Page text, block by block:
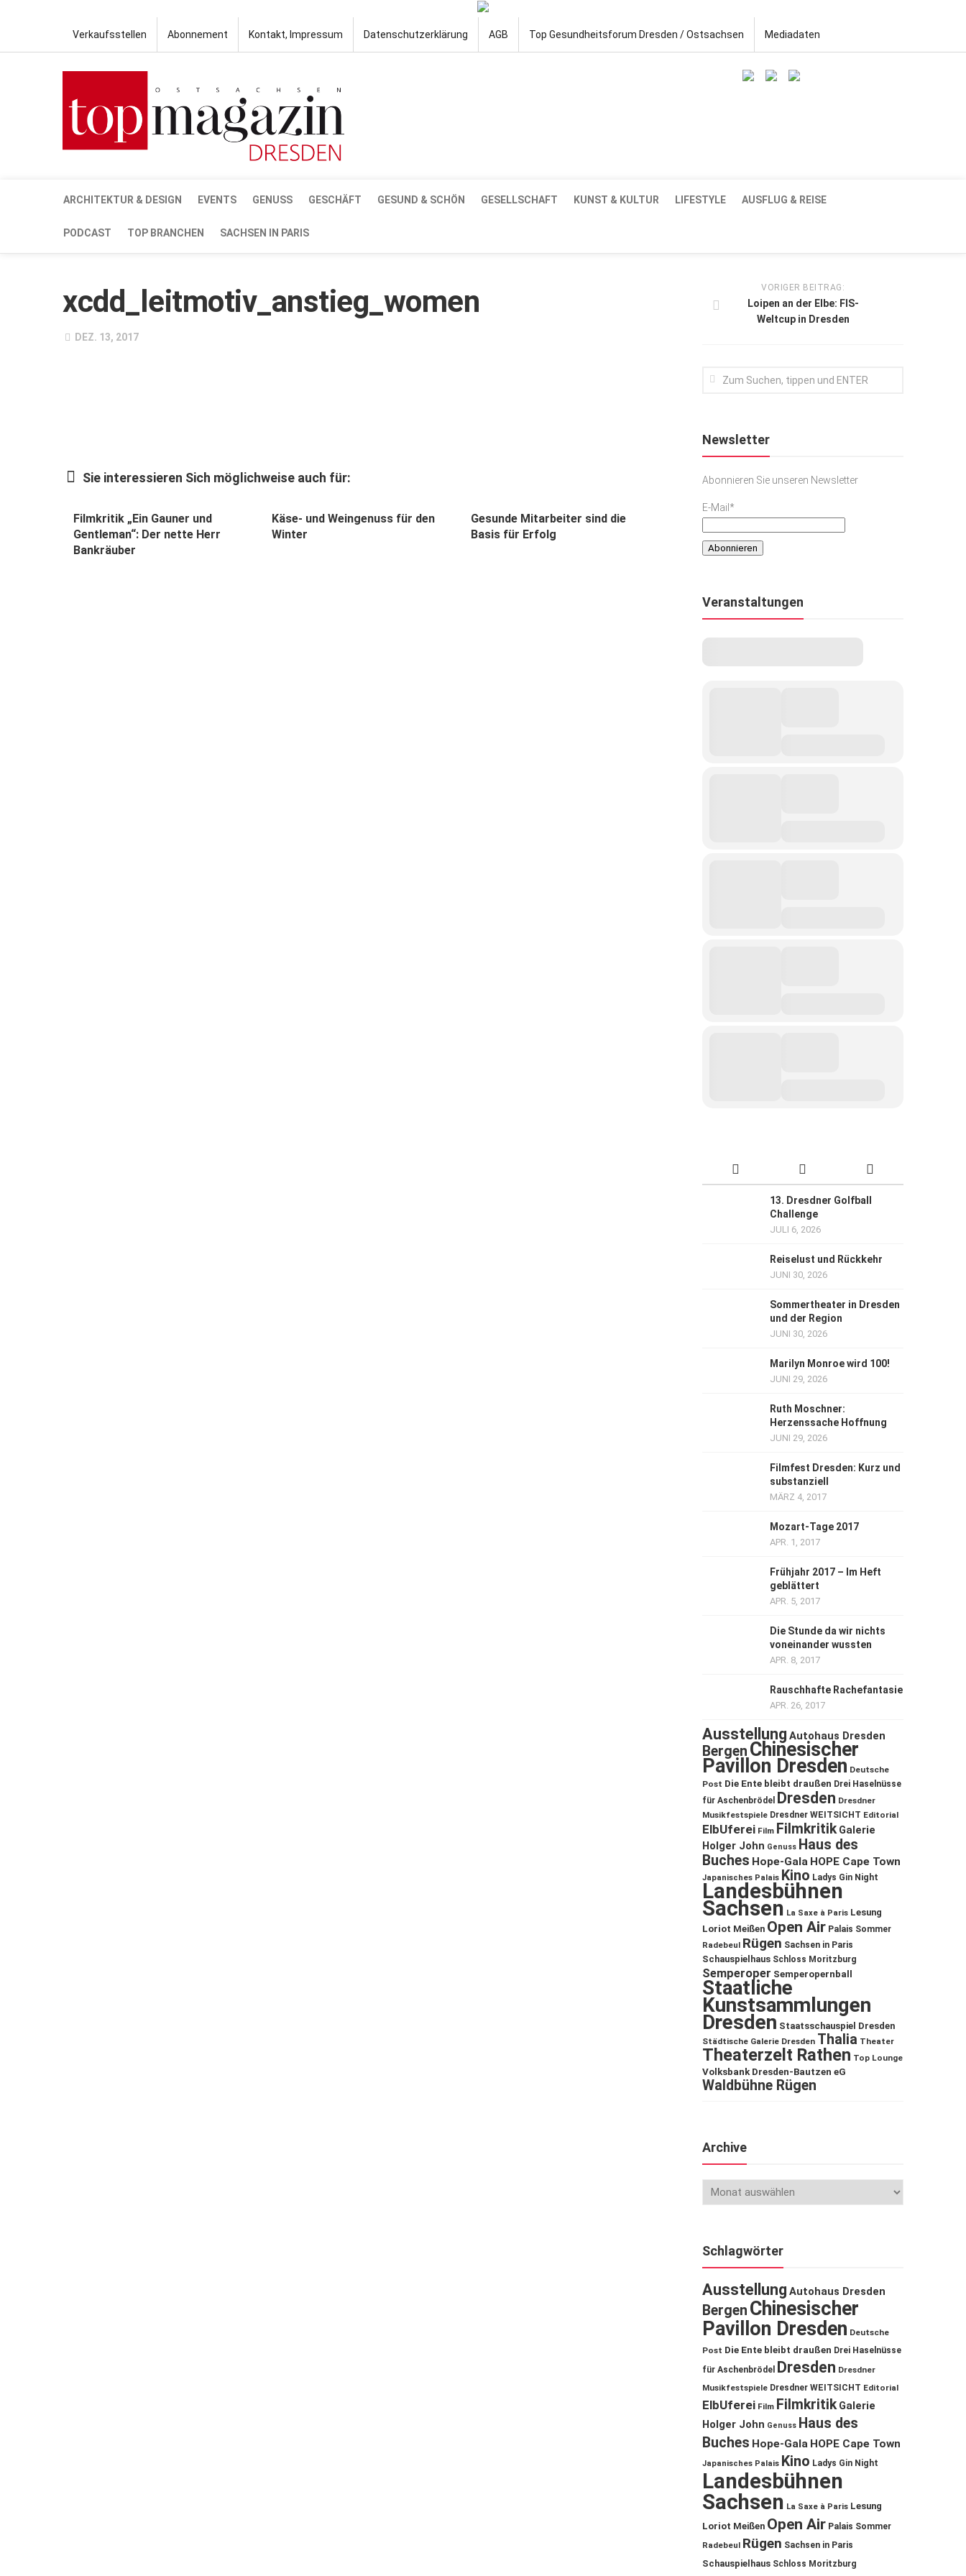
Verkaufsstellen Abonnement Kontakt, Impressum Datenschutzerklärung AGB Top Gesundheitsforum Dresden / Ostsachsen Mediadaten
ARCHITEKTUR & DESIGN EVENTS GENUSS GESCHÄFT GESUND & SCHÖN GESELLSCHAFT KUNST & KULTUR LIFESTYLE AUSFLUG & REISE
PODCAST TOP BRANCHEN SACHSEN IN PARIS
xcdd_leitmotiv_anstieg_women
DEZ. 13, 2017
Sie interessieren Sich möglichweise auch für:
Filmkritik „Ein Gauner und
Gentleman“: Der nette Herr
Bankräuber
Käse- und Weingenuss für den
Winter
Gesunde Mitarbeiter sind die
Basis für Erfolg
VORIGER BEITRAG:
Loipen an der Elbe: FIS-
Weltcup in Dresden
Newsletter
Abonnieren Sie unseren Newsletter
E-Mail*
Veranstaltungen
13. Dresdner Golfball
Challenge
JULI 6, 2026
Reiselust und Rückkehr
JUNI 30, 2026
Sommertheater in Dresden
und der Region
JUNI 30, 2026
Marilyn Monroe wird 100!
JUNI 29, 2026
Ruth Moschner:
Herzenssache Hoffnung
JUNI 29, 2026
Filmfest Dresden: Kurz und
substanziell
MÄRZ 4, 2017
Mozart-Tage 2017
APR. 1, 2017
Frühjahr 2017 – Im Heft
geblättert
APR. 5, 2017
Die Stunde da wir nichts
voneinander wussten
APR. 8, 2017
Rauschhafte Rachefantasie
APR. 26, 2017
Ausstellung Autohaus Dresden
Bergen Chinesischer
Pavillon Dresden Deutsche
Post Die Ente bleibt draußen Drei Haselnüsse
für Aschenbrödel
Dresden Dresdner
Musikfestspiele Dresdner WEITSICHT Editorial
ElbUferei Film Filmkritik Galerie
Holger John Genuss Haus des
Buches Hope-Gala HOPE Cape Town
Japanisches Palais Kino Ladys Gin Night
Landesbühnen
Sachsen La Saxe à Paris Lesung
Loriot Meißen Open Air Palais Sommer
Radebeul Rügen Sachsen in Paris
Schauspielhaus Schloss Moritzburg
Semperoper Semperopernball
Staatliche
Kunstsammlungen
Dresden Staatsschauspiel Dresden
Städtische Galerie Dresden Thalia Theater
Theaterzelt Rathen Top Lounge
Volksbank Dresden-Bautzen eG
Waldbühne Rügen
Archive
Schlagwörter
Ausstellung Autohaus Dresden
Bergen Chinesischer
Pavillon Dresden Deutsche
Post Die Ente bleibt draußen Drei Haselnüsse
für Aschenbrödel
Dresden Dresdner
Musikfestspiele Dresdner WEITSICHT Editorial
ElbUferei Film Filmkritik Galerie
Holger John Genuss Haus des
Buches Hope-Gala HOPE Cape Town
Japanisches Palais Kino Ladys Gin Night
Landesbühnen
Sachsen La Saxe à Paris Lesung
Loriot Meißen Open Air Palais Sommer
Radebeul Rügen Sachsen in Paris
Schauspielhaus Schloss Moritzburg